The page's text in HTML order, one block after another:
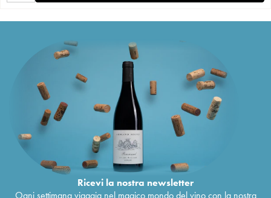
Ricevi la nostra newsletter
Ogni settimana viaggia nel magico mondo del vino con la nostra